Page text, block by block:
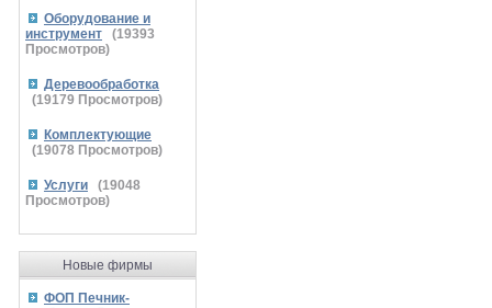
Оборудование и
инструмент
(19393
Просмотров)
Деревообработка
(19179 Просмотров)
Комплектующие
(19078 Просмотров)
Услуги (19048
Просмотров)
Новые фирмы
ФОП Печник-